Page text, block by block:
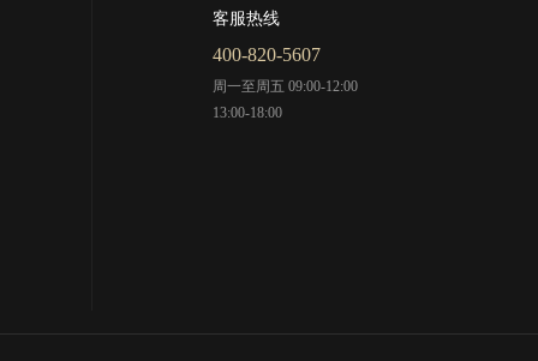
客服热线
400-820-5607
周一至周五 09:00-12:00
13:00-18:00